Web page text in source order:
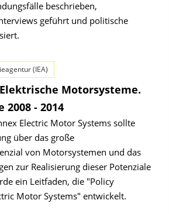
beschrieben,
geführt und politische
(IEA)
Elektrische Motorsysteme.
- 2014
Electric Motor Systems sollte
über das große
von Motorsystemen und das
zur Realisierung dieser Potenziale
ein Leitfaden, die "Policy
Motor Systems" entwickelt.